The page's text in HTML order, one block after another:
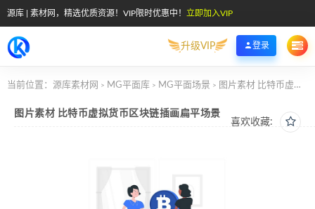
源库 | 素材网，精选优质资源！VIP限时优惠中！ 立即加入VIP
升级VIP 登录
当前位置： 源库素材网 > MG平面库 > MG平面场景 > 图片素材 比特币虚拟货币区块链插画扁平场景
喜欢收藏:
图片素材 比特币虚拟货币区块链插画扁平场景